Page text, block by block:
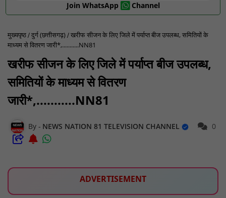
Join WhatsApp Channel
मुख्यपृष्ठ दुर्ग (छत्तीसगढ़) खरीफ सीजन के लिए जिले में पर्याप्त बीज उपलब्ध, समितियों के
माध्यम से वितरण जारी*,...........NN81
खरीफ सीजन के लिए जिले में पर्याप्त बीज उपलब्ध,
समितियों के माध्यम से वितरण
जारी*,...........NN81
NEWS NATION 81 TELEVISION CHANNEL 0
ADVERTISEMENT